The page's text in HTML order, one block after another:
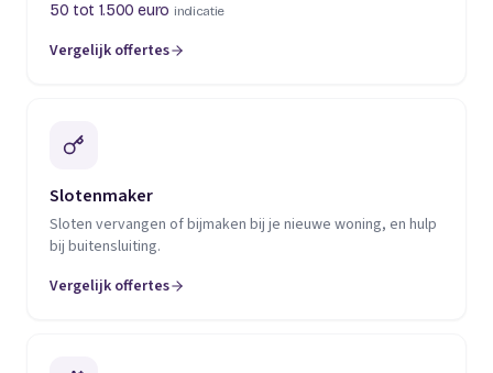
50 tot 1.500 euro indicatie
Vergelijk offertes
(opent in een nieuw tabblad)
Slotenmaker
Sloten vervangen of bijmaken bij je nieuwe woning, en hulp
bij buitensluiting.
Vergelijk offertes
(opent in een nieuw tabblad)